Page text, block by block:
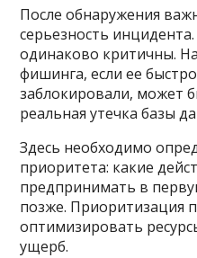
После обнаружения
серьезность
одинаково критичны.
фишинга, если ее
заблокировали, может
реальная утечка базы
Здесь необходимо
приоритета: какие
предпринимать в
позже. Приоритизация
оптимизировать
ущерб.